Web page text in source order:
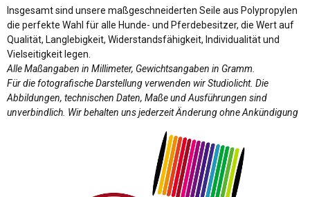
Insgesamt sind unsere maßgeschneiderten Seile aus Polypropylen
die perfekte Wahl für alle Hunde- und Pferdebesitzer, die Wert auf
Qualität, Langlebigkeit, Widerstandsfähigkeit, Individualität und
Vielseitigkeit legen.
Alle Maßangaben in Millimeter, Gewichtsangaben in Gramm.
Für die fotografische Darstellung verwenden wir Studiolicht. Die
Abbildungen, technischen Daten, Maße und Ausführungen sind
unverbindlich. Wir behalten uns jederzeit Änderung ohne Ankündigung